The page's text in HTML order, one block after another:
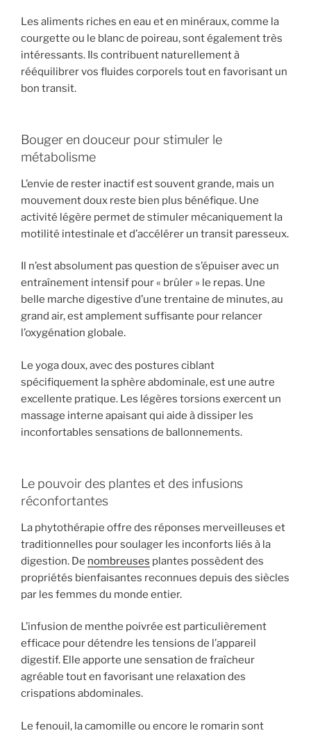
Les aliments riches en eau et en minéraux, comme la
courgette ou le blanc de poireau, sont également très
intéressants. Ils contribuent naturellement à
rééquilibrer vos fluides corporels tout en favorisant un
bon transit.
Bouger en douceur pour stimuler le
métabolisme
L’envie de rester inactif est souvent grande, mais un
mouvement doux reste bien plus bénéfique. Une
activité légère permet de stimuler mécaniquement la
motilité intestinale et d’accélérer un transit paresseux.
Il n’est absolument pas question de s’épuiser avec un
entraînement intensif pour « brûler » le repas. Une
belle marche digestive d’une trentaine de minutes, au
grand air, est amplement suffisante pour relancer
l’oxygénation globale.
Le yoga doux, avec des postures ciblant
spécifiquement la sphère abdominale, est une autre
excellente pratique. Les légères torsions exercent un
massage interne apaisant qui aide à dissiper les
inconfortables sensations de ballonnements.
Le pouvoir des plantes et des infusions
réconfortantes
La phytothérapie offre des réponses merveilleuses et
traditionnelles pour soulager les inconforts liés à la
digestion. De nombreuses plantes possèdent des
propriétés bienfaisantes reconnues depuis des siècles
par les femmes du monde entier.
L’infusion de menthe poivrée est particulièrement
efficace pour détendre les tensions de l’appareil
digestif. Elle apporte une sensation de fraîcheur
agréable tout en favorisant une relaxation des
crispations abdominales.
Le fenouil, la camomille ou encore le romarin sont